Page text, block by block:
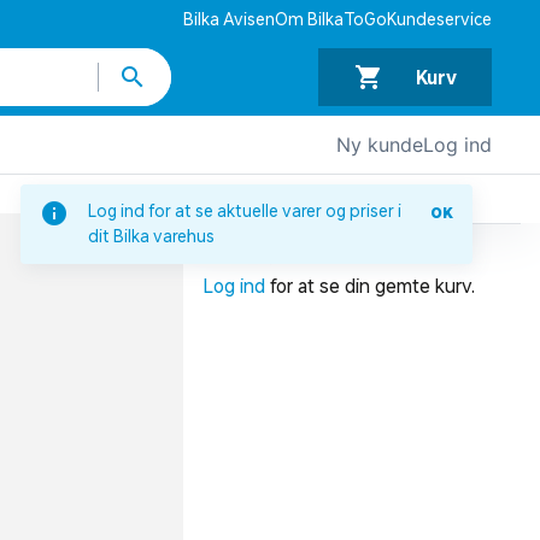
Log ind for at se aktuelle varer og priser i
dit Bilka varehus
OK
Bilka AvisenOm BilkaToGoKundeservice
Kurv
Ny kundeLog ind
Log ind for at se din gemte kurv.